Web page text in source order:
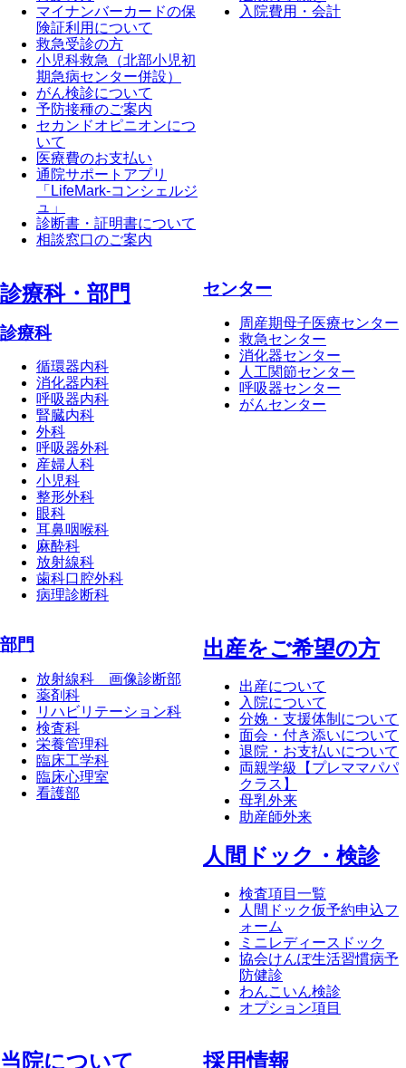
マイナンバーカードの保
険証利用について
救急受診の方
小児科救急（北部小児初
期急病センター併設）
がん検診について
予防接種のご案内
セカンドオピニオンにつ
いて
医療費のお支払い
通院サポートアプリ
「LifeMark-コンシェルジ
ュ」
診断書・証明書について
相談窓口のご案内
入院費用・会計
診療科・部⾨
診療科
循環器内科
消化器内科
呼吸器内科
腎臓内科
外科
呼吸器外科
産婦人科
小児科
整形外科
眼科
耳鼻咽喉科
麻酔科
放射線科
歯科口腔外科
病理診断科
センター
周産期母子医療センター
救急センター
消化器センター
人工関節センター
呼吸器センター
がんセンター
部門
放射線科 画像診断部
薬剤科
リハビリテーション科
検査科
栄養管理科
臨床工学科
臨床心理室
看護部
出産をご希望の方
出産について
入院について
分娩・支援体制について
面会・付き添いについて
退院・お支払いについて
両親学級【プレママパパ
クラス】
母乳外来
助産師外来
⼈間ドック・検診
検査項目一覧
人間ドック仮予約申込フ
ォーム
ミニレディースドック
協会けんぽ生活習慣病予
防健診
わんこいん検診
オプション項目
当院について 採⽤情報